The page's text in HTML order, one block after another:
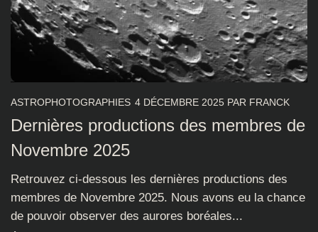
ASTROPHOTOGRAPHIES 4 DÉCEMBRE 2025 PAR FRANCK
Dernières productions des membres de
Novembre 2025
Retrouvez ci-dessous les dernières productions des
membres de Novembre 2025. Nous avons eu la chance
de pouvoir observer des aurores boréales...